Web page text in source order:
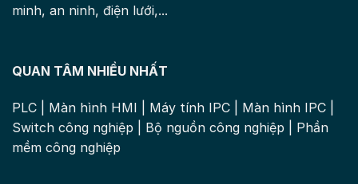
minh, an ninh, điện lưới,...
QUAN TÂM NHIỀU NHẤT
PLC Màn hình HMI Máy tính IPC Màn hình IPC
Switch công nghiệp
Bộ nguồn công nghiệp
Phần
mềm công nghiệp